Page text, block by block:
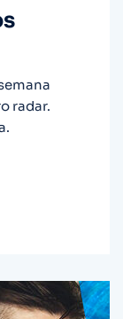
radar.